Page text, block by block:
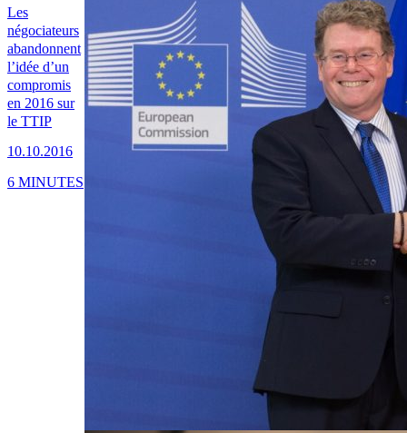
Les
négociateurs
abandonnent
l’idée d’un
compromis
en 2016 sur
le TTIP
10.10.2016
6 MINUTES